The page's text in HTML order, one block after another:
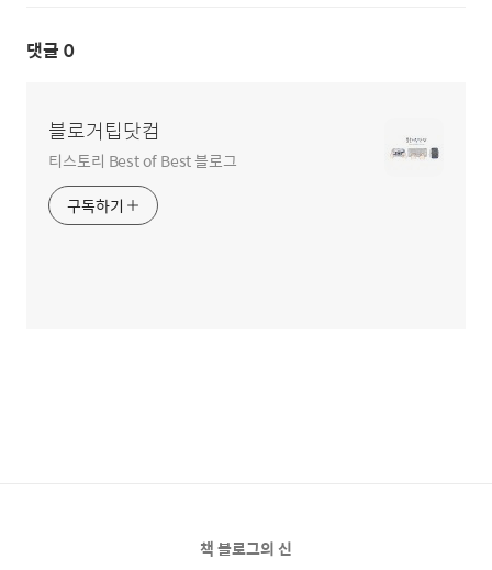
댓글 0
블로거팁닷컴
티스토리 Best of Best 블로그
구독하기
책 블로그의 신